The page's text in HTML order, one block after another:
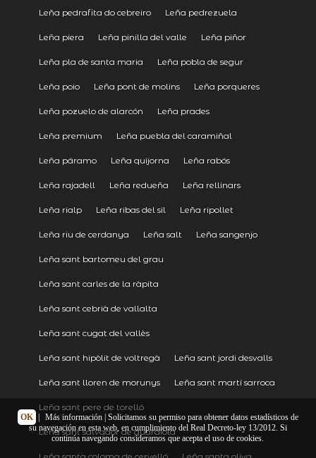
Leña pedrafita do cebreiro Leña pedrezuela
Leña piera Leña pinilla del valle Leña piñor
Leña pla de santa maria Leña pobla de segur
Leña poio Leña pont de molins Leña porqueres
Leña pozuelo de alarcón Leña prades
Leña premium Leña puebla del caramiñal
Leña páramo Leña quijorna Leña rabós
Leña rajadell Leña redueña Leña rellinars
Leña rialp Leña ribas del sil Leña ripollet
Leña riu de cerdanya Leña salt Leña sangenjo
Leña sant bartomeu del grau
Leña sant carles de la ràpita
Leña sant cebrià de vallalta
Leña sant cugat del vallès
Leña sant hipòlit de voltregà Leña sant jordi desvalls
Leña sant lloren de morunys Leña sant martí sarroca
Leña sant pere de torelló
Leña sant salvador de guardiola
OK Más información| Solicitamos su permiso para obtener datos estadísticos de
su navegación en esta web, en cumplimiento del Real Decreto-ley 13/2012. Si
continúa navegando consideramos que acepta el uso de cookies.